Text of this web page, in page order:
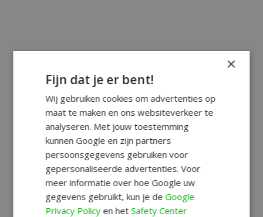
×
Fijn dat je er bent!
Wij gebruiken cookies om advertenties op
maat te maken en ons websiteverkeer te
analyseren. Met jouw toestemming
kunnen Google en zijn partners
persoonsgegevens gebruiken voor
gepersonaliseerde advertenties. Voor
meer informatie over hoe Google uw
gegevens gebruikt, kun je deGoogle
Privacy Policyen hetSafety Center